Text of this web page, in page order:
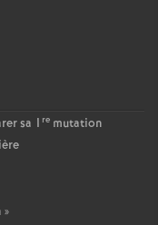
sa 1 re mutation
»